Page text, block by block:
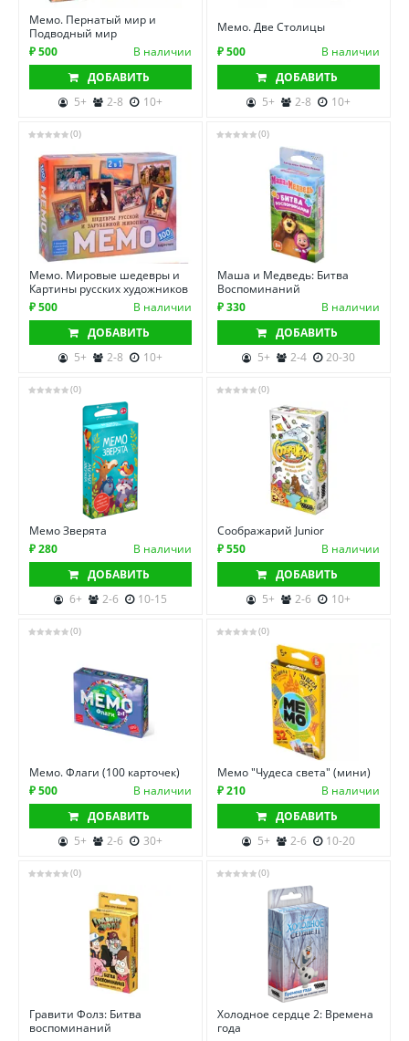
Мемо. Пернатый мир и
Подводный мир
₽ 500
В наличии
ДОБАВИТЬ
5+
2-8 10+
Мемо. Две Столицы
₽ 500
В наличии
ДОБАВИТЬ
5+
2-8 10+
(0)
Мемо. Мировые шедевры и
Картины русских художников
₽ 500
В наличии
ДОБАВИТЬ
5+
2-8 10+
(0)
Маша и Медведь: Битва
Воспоминаний
₽ 330
В наличии
ДОБАВИТЬ
5+
2-4 20-30
(0)
Мемо Зверята
₽ 280
В наличии
ДОБАВИТЬ
6+
2-6 10-15
(0)
Соображарий Junior
₽ 550
В наличии
ДОБАВИТЬ
5+
2-6 10+
(0)
Мемо. Флаги (100 карточек)
₽ 500
В наличии
ДОБАВИТЬ
5+
2-6 30+
(0)
Мемо "Чудеса света" (мини)
₽ 210
В наличии
ДОБАВИТЬ
5+
2-6 10-20
(0)
Гравити Фолз: Битва
воспоминаний
(0)
Холодное сердце 2: Времена
года